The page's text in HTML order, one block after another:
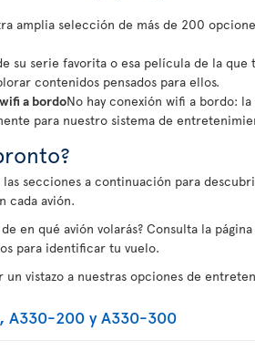
amplia selección de más de 200
su serie favorita o esa película de la
contenidos pensados para ellos.
a bordoNo hay conexión wifi a bordo:
para nuestro sistema de
las secciones a continuación para
cada avión.
en qué avión volarás? Consulta la
para identificar tu vuelo.
un vistazo a nuestras opciones de
A330-200 y A330-300